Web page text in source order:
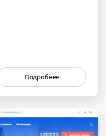
Подробнее